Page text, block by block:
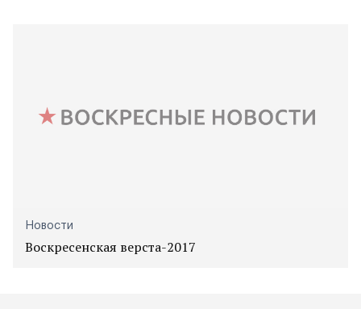
Новости
Воскресенская верста-2017